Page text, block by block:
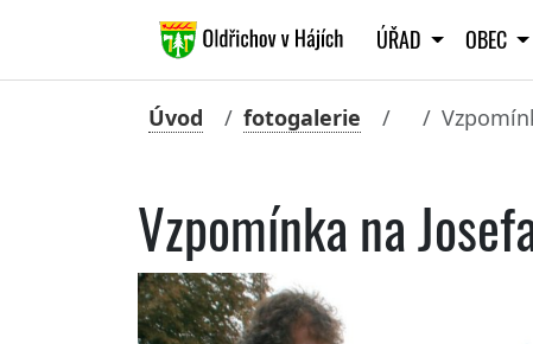
ÚŘAD OBEC
Úvod fotogalerie
Vzpomínka na